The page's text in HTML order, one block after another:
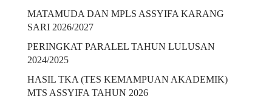
MATAMUDA DAN MPLS ASSYIFA KARANG
SARI 2026/2027
PERINGKAT PARALEL TAHUN LULUSAN
2024/2025
HASIL TKA (TES KEMAMPUAN AKADEMIK)
MTS ASSYIFA TAHUN 2026